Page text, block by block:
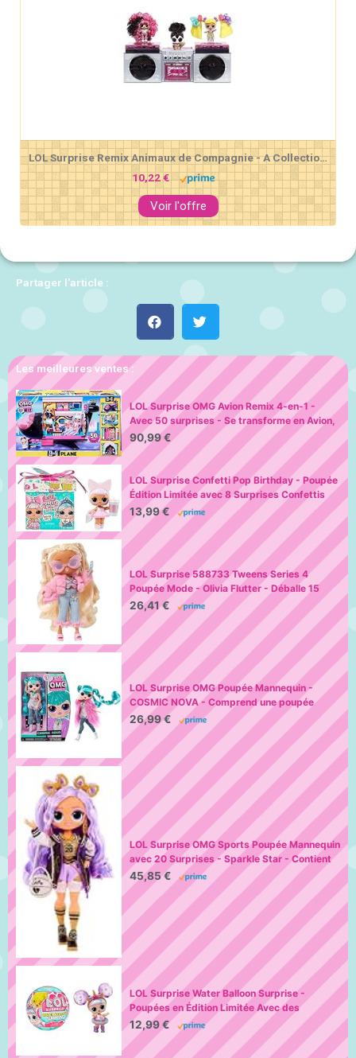
LOL Surprise Remix Animaux de Compagnie - A Collectionner- 9 Surprises avec Vrais Cheveux, Accessories & Paroles de Chanson Surprise
10,22 €
Voir l'offre
Partager l'article :
Les meilleures ventes :
LOL Surprise OMG Avion Remix 4-en-1 -
Avec 50 surprises - Se transforme en Avion,
Voiture, Studio d'enregistrement et Salle de
mixage
90,99 €
LOL Surprise Confetti Pop Birthday - Poupée
Édition Limitée avec 8 Surprises Confettis
dans une Boîte - Comprend une Surprise,
des Vêtements et Accessoires et un Sac - À
Partir de 4 Ans
13,99 €
LOL Surprise 588733 Tweens Series 4
Poupée Mode - Olivia Flutter - Déballe 15
Surprises et des Accessoires Fabuleux -
Idéal pour Les Enfants de 4 Ans et Plus,
Multicolore
26,41 €
LOL Surprise OMG Poupée Mannequin -
COSMIC NOVA - Comprend une poupée
mannequin, plusieurs surprises et de
fabuleux accessoires - pour les enfants de 4
ans et plus
26,99 €
LOL Surprise OMG Sports Poupée Mannequin
avec 20 Surprises - Sparkle Star - Contient
Plusieurs Tenues & Accessoires de Sport - 4
Ans et Plus
45,85 €
LOL Surprise Water Balloon Surprise -
Poupées en Édition Limitée Avec des
Cheveux en Forme de Ballons d’Eau -
Comprend des Ballons avec des Paillettes et
des Jeux d'Eau - Pour les Filles de 3 Ans et +
12,99 €